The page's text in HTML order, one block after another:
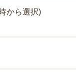
から選択)